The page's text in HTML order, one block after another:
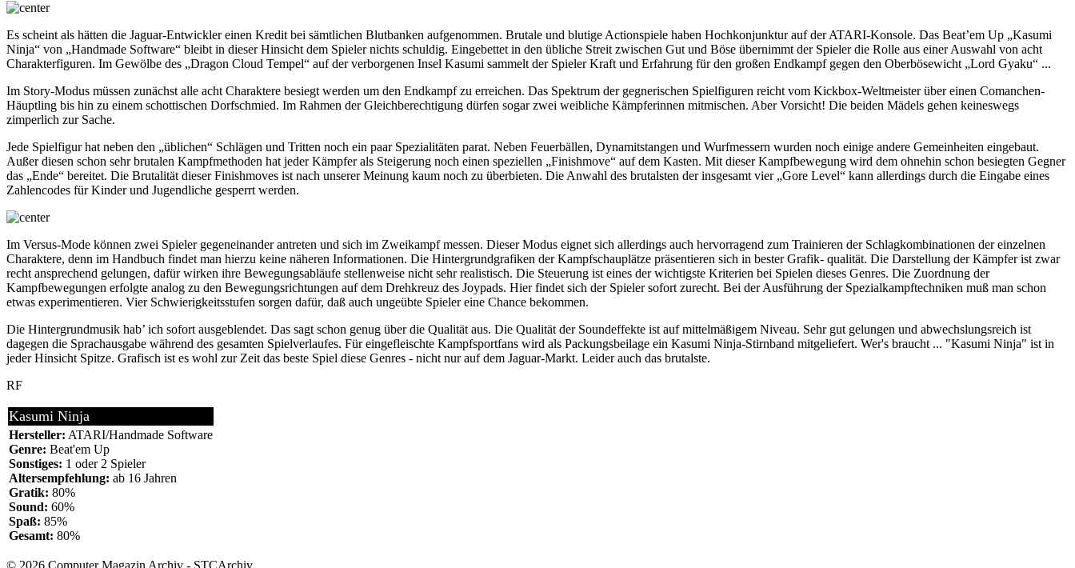
Es scheint als hätten die Jaguar-Entwickler einen Kredit bei sämtlichen Blutbanken aufgenommen. Brutale und blutige Actionspiele haben Hochkonjunktur auf der ATARI-Konsole. Das Beat’em Up „Kasumi
Ninja“ von „Handmade Software“ bleibt in dieser Hinsicht dem Spieler nichts schuldig. Eingebettet in den übliche Streit zwischen Gut und Böse übernimmt der Spieler die Rolle aus einer Auswahl von acht
Charakterfiguren. Im Gewölbe des „Dragon Cloud Tempel“ auf der verborgenen Insel Kasumi sammelt der Spieler Kraft und Erfahrung für den großen Endkampf gegen den Oberbösewicht „Lord Gyaku“ ...
Im Story-Modus müssen zunächst alle acht Charaktere besiegt werden um den Endkampf zu erreichen. Das Spektrum der gegnerischen Spielfiguren reicht vom Kickbox-Weltmeister über einen Comanchen-
Häuptling bis hin zu einem schottischen Dorfschmied. Im Rahmen der Gleichberechtigung dürfen sogar zwei weibliche Kämpferinnen mitmischen. Aber Vorsicht! Die beiden Mädels gehen keineswegs
zimperlich zur Sache.
Jede Spielfigur hat neben den „üblichen“ Schlägen und Tritten noch ein paar Spezialitäten parat. Neben Feuerbällen, Dynamitstangen und Wurfmessern wurden noch einige andere Gemeinheiten eingebaut.
Außer diesen schon sehr brutalen Kampfmethoden hat jeder Kämpfer als Steigerung noch einen speziellen „Finishmove“ auf dem Kasten. Mit dieser Kampfbewegung wird dem ohnehin schon besiegten Gegner
das „Ende“ bereitet. Die Brutalität dieser Finishmoves ist nach unserer Meinung kaum noch zu überbieten. Die Anwahl des brutalsten der insgesamt vier „Gore Level“ kann allerdings durch die Eingabe eines
Zahlencodes für Kinder und Jugendliche gesperrt werden.
Im Versus-Mode können zwei Spieler gegeneinander antreten und sich im Zweikampf messen. Dieser Modus eignet sich allerdings auch hervorragend zum Trainieren der Schlagkombinationen der einzelnen
Charaktere, denn im Handbuch findet man hierzu keine näheren Informationen. Die Hintergrundgrafiken der Kampfschauplätze präsentieren sich in bester Grafik- qualität. Die Darstellung der Kämpfer ist zwar
recht ansprechend gelungen, dafür wirken ihre Bewegungsabläufe stellenweise nicht sehr realistisch. Die Steuerung ist eines der wichtigste Kriterien bei Spielen dieses Genres. Die Zuordnung der
Kampfbewegungen erfolgte analog zu den Bewegungsrichtungen auf dem Drehkreuz des Joypads. Hier findet sich der Spieler sofort zurecht. Bei der Ausführung der Spezialkampftechniken muß man schon
etwas experimentieren. Vier Schwierigkeitsstufen sorgen dafür, daß auch ungeübte Spieler eine Chance bekommen.
Die Hintergrundmusik hab’ ich sofort ausgeblendet. Das sagt schon genug über die Qualität aus. Die Qualität der Soundeffekte ist auf mittelmäßigem Niveau. Sehr gut gelungen und abwechslungsreich ist
dagegen die Sprachausgabe während des gesamten Spielverlaufes. Für eingefleischte Kampfsportfans wird als Packungsbeilage ein Kasumi Ninja-Stirnband mitgeliefert. Wer's braucht ... "Kasumi Ninja" ist in
jeder Hinsicht Spitze. Grafisch ist es wohl zur Zeit das beste Spiel diese Genres - nicht nur auf dem Jaguar-Markt. Leider auch das brutalste.
RF
Kasumi Ninja
Hersteller: ATARI/Handmade Software
Genre: Beat'em Up
Sonstiges: 1 oder 2 Spieler
Altersempfehlung: ab 16 Jahren
Gratik: 80%
Sound: 60%
Spaß: 85%
Gesamt: 80%
© 2026 Computer Magazin Archiv - STCArchiv